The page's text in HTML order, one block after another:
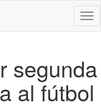
segunda
al fútbol